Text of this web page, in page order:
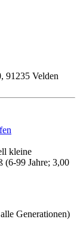
91235 Velden
kleine
99 Jahre; 3,00
Generationen)